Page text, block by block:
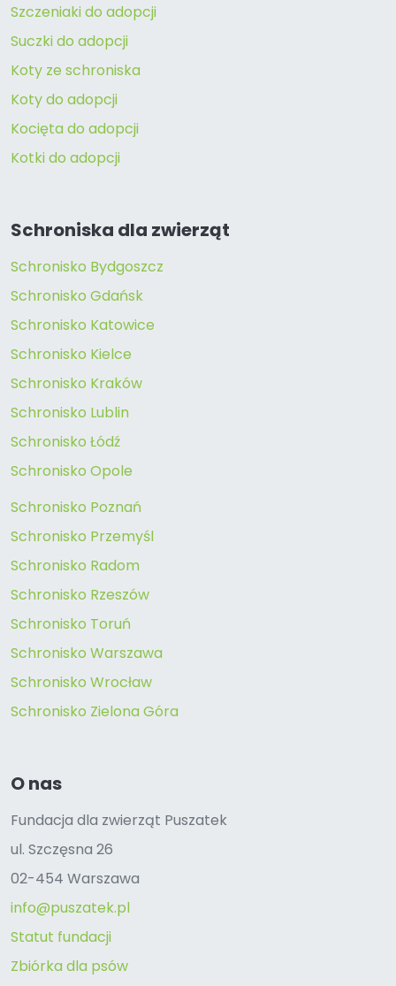
Szczeniaki do adopcji
Suczki do adopcji
Koty ze schroniska
Koty do adopcji
Kocięta do adopcji
Kotki do adopcji
Schroniska dla zwierząt
Schronisko Bydgoszcz
Schronisko Gdańsk
Schronisko Katowice
Schronisko Kielce
Schronisko Kraków
Schronisko Lublin
Schronisko Łódź
Schronisko Opole
Schronisko Poznań
Schronisko Przemyśl
Schronisko Radom
Schronisko Rzeszów
Schronisko Toruń
Schronisko Warszawa
Schronisko Wrocław
Schronisko Zielona Góra
O nas
Fundacja dla zwierząt Puszatek
ul. Szczęsna 26
02-454 Warszawa
info@puszatek.pl
Statut fundacji
Zbiórka dla psów